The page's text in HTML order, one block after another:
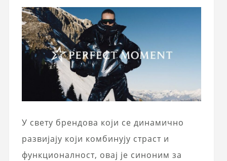
У свету брендова који се динамично
развијају који комбинују страст и
функционалност, овај је синоним за